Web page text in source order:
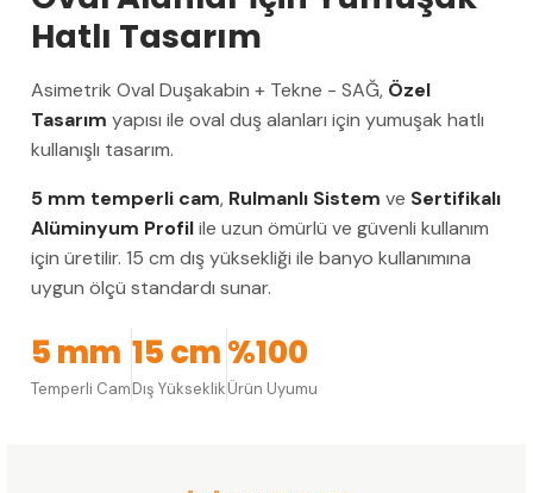
Hatlı Tasarım
Asimetrik Oval Duşakabin + Tekne - SAĞ, Özel
Tasarım yapısı ile oval duş alanları için yumuşak hatlı
kullanışlı tasarım.
5 mm temperli cam, Rulmanlı Sistem ve Sertifikalı
Alüminyum Profilile uzun ömürlü ve güvenli kullanım
için üretilir. 15 cm dış yüksekliği ile banyo kullanımına
uygun ölçü standardı sunar.
5 mm
Temperli Cam
15 cm
Dış Yükseklik
%100
Ürün Uyumu